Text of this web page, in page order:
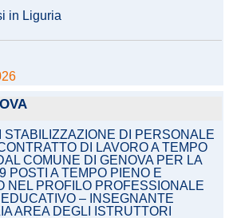
in Liguria
STABILIZZAZIONE DI PERSONALE
DI LAVORO A TEMPO
COMUNE DI GENOVA PER LA
POSTI A TEMPO PIENO E
NEL PROFILO PROFESSIONALE
– INSEGNANTE
AREA DEGLI ISTRUTTORI